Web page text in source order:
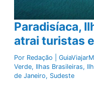
Paradisíaca,
atrai turistas
Por Redação |
Verde, Ilhas Brasileiras,
de Janeiro, Sudeste